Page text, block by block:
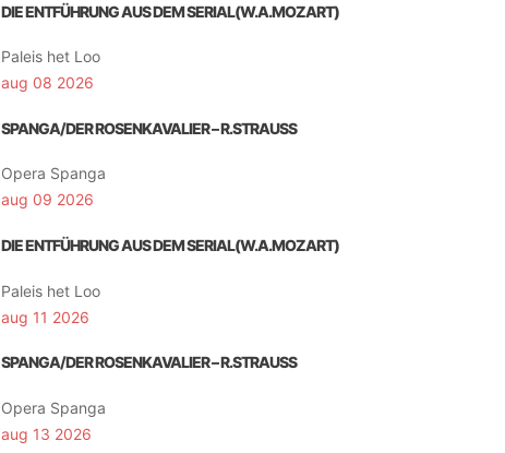
DIE ENTFÜHRUNG AUS DEM SERIAL(W.A.MOZART)
Paleis het Loo
aug 08 2026
SPANGA/DER ROSENKAVALIER – R.STRAUSS
Opera Spanga
aug 09 2026
DIE ENTFÜHRUNG AUS DEM SERIAL(W.A.MOZART)
Paleis het Loo
aug 11 2026
SPANGA/DER ROSENKAVALIER – R.STRAUSS
Opera Spanga
aug 13 2026